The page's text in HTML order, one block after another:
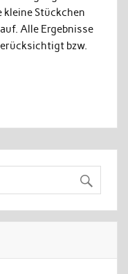
kleine Stückchen
Alle Ergebnisse
bzw.